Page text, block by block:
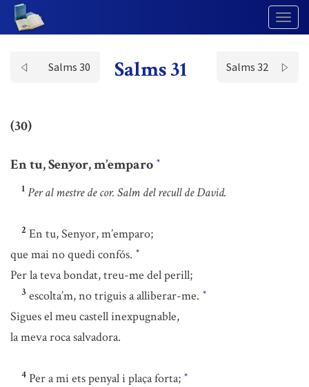
Salms 30 Salms 31 Salms 32
(30)
En tu, Senyor, m’emparo *
1 Per al mestre de cor. Salm del recull de David.
2 En tu, Senyor, m’emparo;
que mai no quedi confós. *
Per la teva bondat, treu-me del perill;
3 escolta’m, no triguis a alliberar-me. *
Sigues el meu castell inexpugnable,
la meva roca salvadora.
4 Per a mi ets penyal i plaça forta; *